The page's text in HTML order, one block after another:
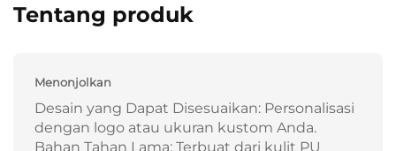
Tentang produk
Menonjolkan
Desain yang Dapat Disesuaikan: Personalisasi
dengan logo atau ukuran kustom Anda.
Bahan Tahan Lama: Terbuat dari kulit PU